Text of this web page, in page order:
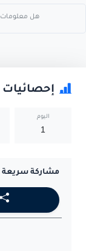
هل معلومات
إحصائيات
اليوم
1
مشاركة سريعة